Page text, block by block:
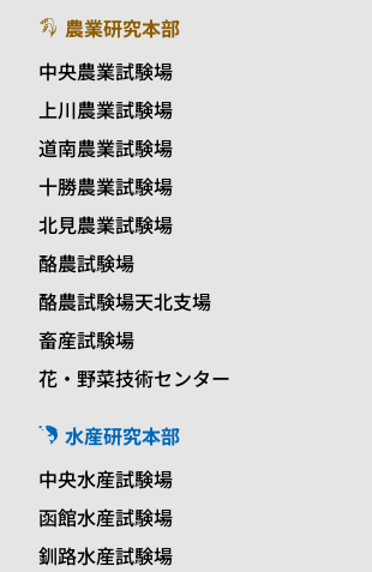
農業研究本部
中央農業試験場
上川農業試験場
道南農業試験場
十勝農業試験場
北見農業試験場
酪農試験場
酪農試験場天北支場
畜産試験場
花・野菜技術センター
水産研究本部
中央水産試験場
函館水産試験場
釧路水産試験場